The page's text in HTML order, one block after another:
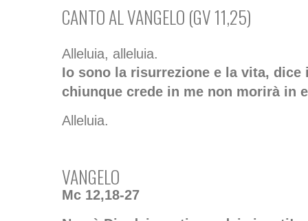
CANTO AL VANGELO (GV 11,25)
Alleluia, alleluia.
Io sono la risurrezione e la vita, dice
chiunque crede in me non morirà in
Alleluia.
VANGELO
Mc 12,18-27